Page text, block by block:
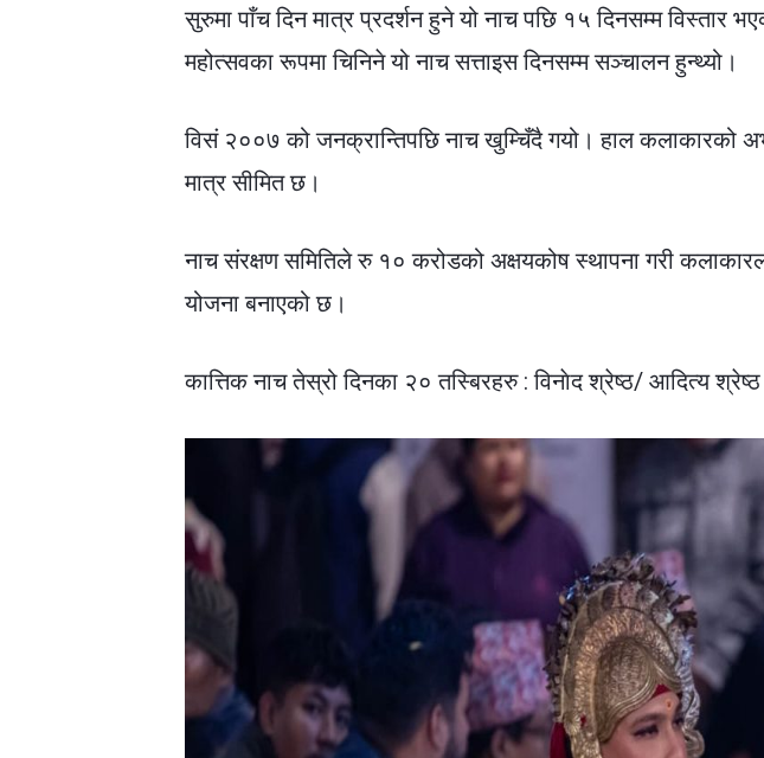
सुरुमा पाँच दिन मात्र प्रदर्शन हुने यो नाच पछि १५ दिनसम्म विस्तार
महोत्सवका रूपमा चिनिने यो नाच सत्ताइस दिनसम्म सञ्चालन हुन्थ्यो।
विसं २००७ को जनक्रान्तिपछि नाच खुम्चिँदै गयो। हाल कलाकारको
मात्र सीमित छ।
नाच संरक्षण समितिले रु १० करोडको अक्षयकोष स्थापना गरी
योजना बनाएको छ।
कात्तिक नाच तेस्रो दिनका २० तस्बिरहरु : विनाेद श्रेष्ठ/ आदित्य